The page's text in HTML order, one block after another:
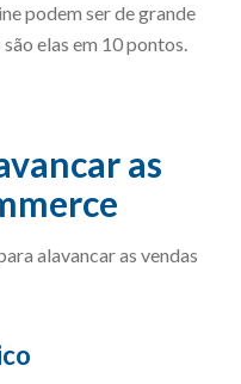
podem ser de grande
elas em 10 pontos.
as
alavancar as vendas